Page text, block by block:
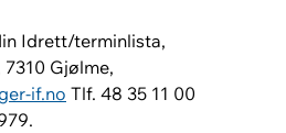
Idrett/terminlista,
Gjølme,
if.no Tlf. 48 35 11 00